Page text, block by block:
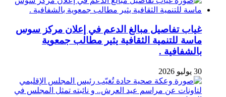
غياب تفاصيل مبالغ الدعم في إعلان مركز سوس
ماسة للتنمية الثقافية يثير مطالب جمعوية
بالشفافية .
30 يوليو 2026